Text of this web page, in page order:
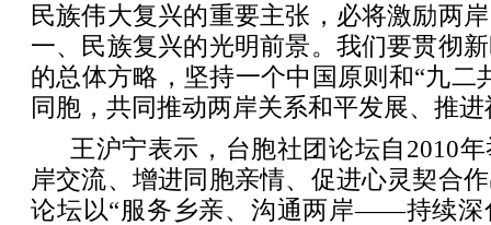
民族伟大复兴的重要主张，必将激励两
一、民族复兴的光明前景。我们要贯彻
的总体方略，坚持一个中国原则和“九二
同胞，共同推动两岸关系和平发展、推
王沪宁表示，台胞社团论坛自2010
岸交流、增进同胞亲情、促进心灵契合
论坛以“服务乡亲、沟通两岸——持续深